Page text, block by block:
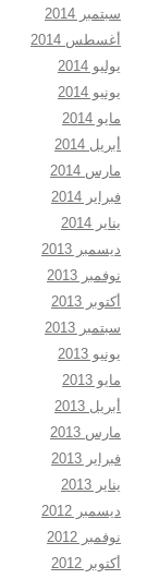
سبتمبر 2014
أغسطس 2014
يوليو 2014
يونيو 2014
مايو 2014
أبريل 2014
مارس 2014
فبراير 2014
يناير 2014
ديسمبر 2013
نوفمبر 2013
أكتوبر 2013
سبتمبر 2013
يونيو 2013
مايو 2013
أبريل 2013
مارس 2013
فبراير 2013
يناير 2013
ديسمبر 2012
نوفمبر 2012
أكتوبر 2012